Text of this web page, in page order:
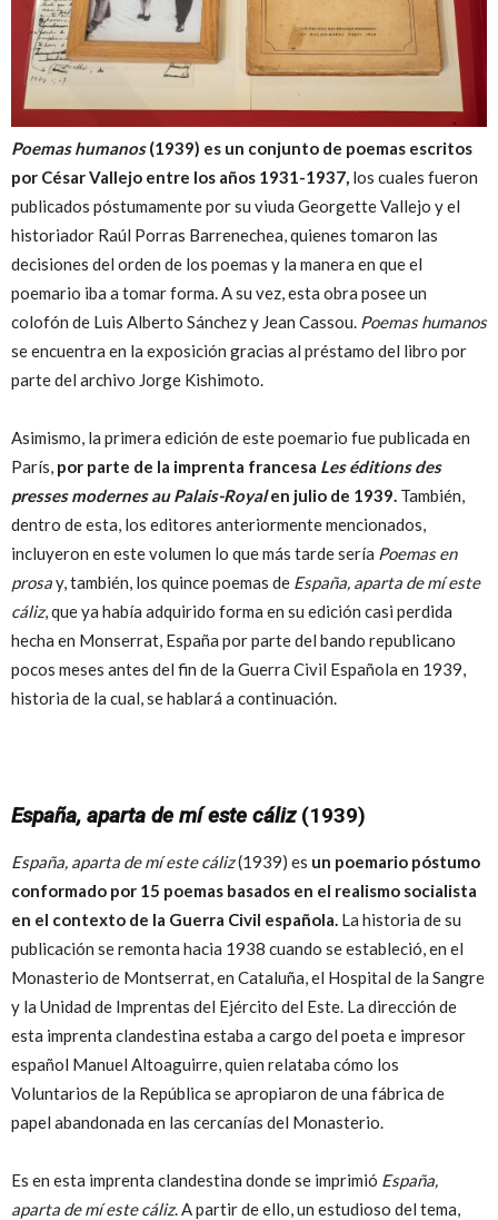
Poemas humanos(1939) es un conjunto de poemas escritos
por César Vallejo entre los años 1931-1937, los cuales fueron
publicados póstumamente por su viuda Georgette Vallejo y el
historiador Raúl Porras Barrenechea, quienes tomaron las
decisiones del orden de los poemas y la manera en que el
poemario iba a tomar forma. A su vez, esta obra posee un
colofón de Luis Alberto Sánchez y Jean Cassou. Poemas humanos
se encuentra en la exposición gracias al préstamo del libro por
parte del archivo Jorge Kishimoto.
Asimismo, la primera edición de este poemario fue publicada en
París, por parte de la imprenta francesa Les éditions des
presses modernes au Palais-Royalen julio de 1939. También,
dentro de esta, los editores anteriormente mencionados,
incluyeron en este volumen lo que más tarde sería Poemas en
prosay, también, los quince poemas de España, aparta de mí este
cáliz, que ya había adquirido forma en su edición casi perdida
hecha en Monserrat, España por parte del bando republicano
pocos meses antes del fin de la Guerra Civil Española en 1939,
historia de la cual, se hablará a continuación.
España, aparta de mí este cáliz(1939)
España, aparta de mí este cáliz(1939) es un poemario póstumo
conformado por 15 poemas basados en el realismo socialista
en el contexto de la Guerra Civil española. La historia de su
publicación se remonta hacia 1938 cuando se estableció, en el
Monasterio de Montserrat, en Cataluña, el Hospital de la Sangre
y la Unidad de Imprentas del Ejército del Este. La dirección de
esta imprenta clandestina estaba a cargo del poeta e impresor
español Manuel Altoaguirre, quien relataba cómo los
Voluntarios de la República se apropiaron de una fábrica de
papel abandonada en las cercanías del Monasterio.
Es en esta imprenta clandestina donde se imprimió España,
aparta de mí este cáliz. A partir de ello, un estudioso del tema,